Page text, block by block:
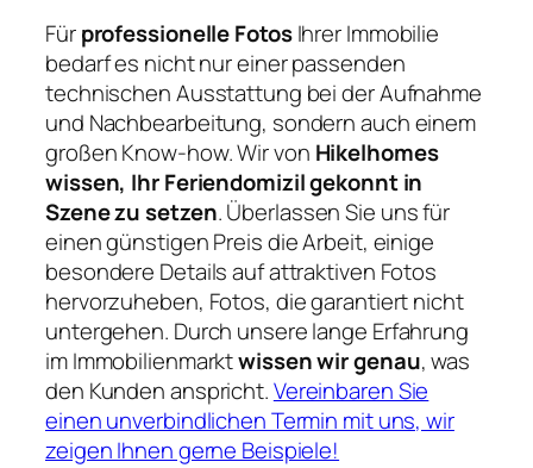
Fürprofessionelle FotosIhrer Immobilie
bedarf es nicht nur einer passenden
technischen Ausstattung bei der Aufnahme
und Nachbearbeitung, sondern auch einem
großen Know-how. Wir von Hikelhomes
wissen, Ihr Feriendomizil gekonnt in
Szene zu setzen. Überlassen Sie uns für
einen günstigen Preis die Arbeit, einige
besondere Details auf attraktiven Fotos
hervorzuheben, Fotos, die garantiert nicht
untergehen. Durch unsere lange Erfahrung
im Immobilienmarktwissen wir genau, was
den Kunden anspricht.Vereinbaren Sie
einen unverbindlichen Termin mit uns, wir
zeigen Ihnen gerne Beispiele!